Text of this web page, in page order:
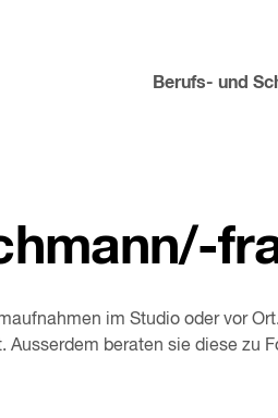
Sub-
öffnen
Berufs- und
im Studio oder vor
beraten sie diese zu